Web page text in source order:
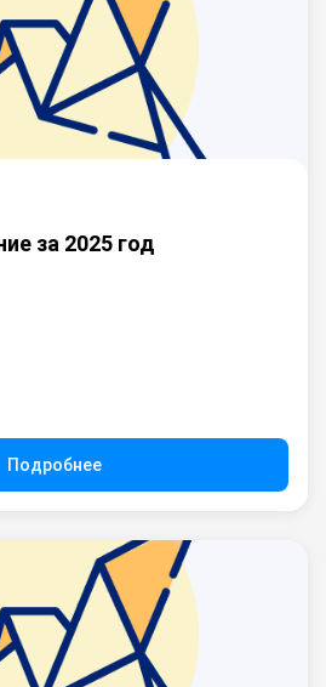
за 2025 год
Подробнее